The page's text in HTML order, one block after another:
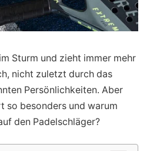
Sturm und zieht immer mehr
nicht zuletzt durch das
Persönlichkeiten. Aber
so besonders und warum
den Padelschläger?